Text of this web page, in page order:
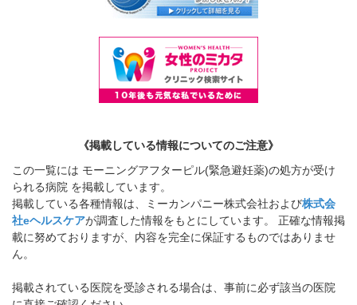
《掲載している情報についてのご注意》
この一覧には モーニングアフターピル(緊急避妊薬)の処方が受け
られる病院 を掲載しています。
掲載している各種情報は、ミーカンパニー株式会社および株式会
社eヘルスケアが調査した情報をもとにしています。 正確な情報掲
載に努めておりますが、内容を完全に保証するものではありませ
ん。
掲載されている医院を受診される場合は、事前に必ず該当の医院